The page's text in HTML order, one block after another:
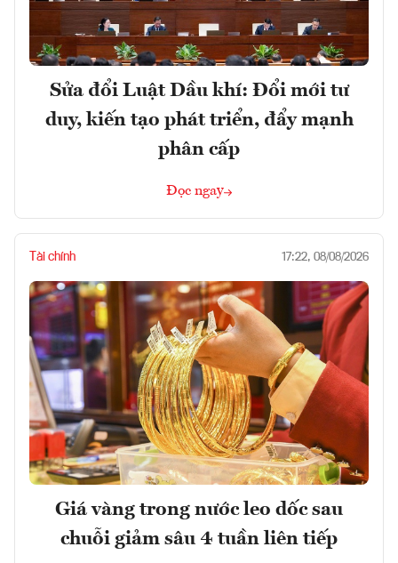
Sửa đổi Luật Dầu khí: Đổi mới tư
duy, kiến tạo phát triển, đẩy mạnh
phân cấp
Đọc ngay
Tài chính 17:22, 08/08/2026
Giá vàng trong nước leo dốc sau
chuỗi giảm sâu 4 tuần liên tiếp